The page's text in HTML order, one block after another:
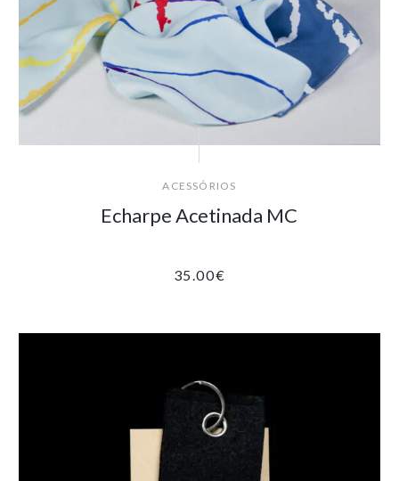
ACESSÓRIOS
Echarpe Acetinada MC
35.00€